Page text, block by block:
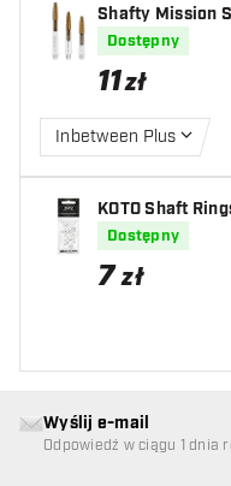
Shafty Mission
Dostępny
11zł
Inbetween Plus
KOTO Shaft
Dostępny
7 zł
Wyślij e-mail
Odpowiedź w ciągu 1 dnia